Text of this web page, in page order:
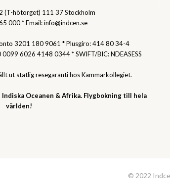
(T-hötorget) 111 37 Stockholm
000 * Email: info@indcen.se
3201 180 9061 * Plusgiro: 414 80 34-4
6026 4148 0344 * SWIFT/BIC: NDEASESS
ut statlig resegaranti hos Kammarkollegiet.
Oceanen & Afrika. Flygbokning till hela
världen!
© 2022